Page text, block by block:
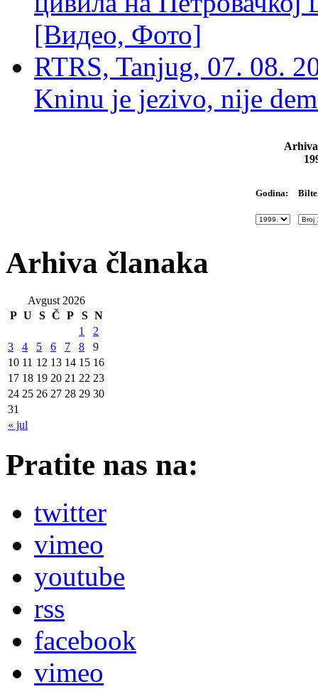
[Видео, Фото]
RTRS, Tanjug, 07. 08.
Kninu je jezivo, nije
Godina:
Arhiva članaka
Avgust 2026
P U S Č P S N
« jul
1
2
3
4 5 6 7 8
9
10 11 12 13 14 15 16
17 18 19 20 21 22 23
24 25 26 27 28 29 30
31
Pratite nas na:
twitter
vimeo
youtube
rss
facebook
vimeo